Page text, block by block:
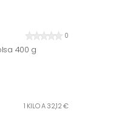
0
400 g
1 KILO A 32,12 €